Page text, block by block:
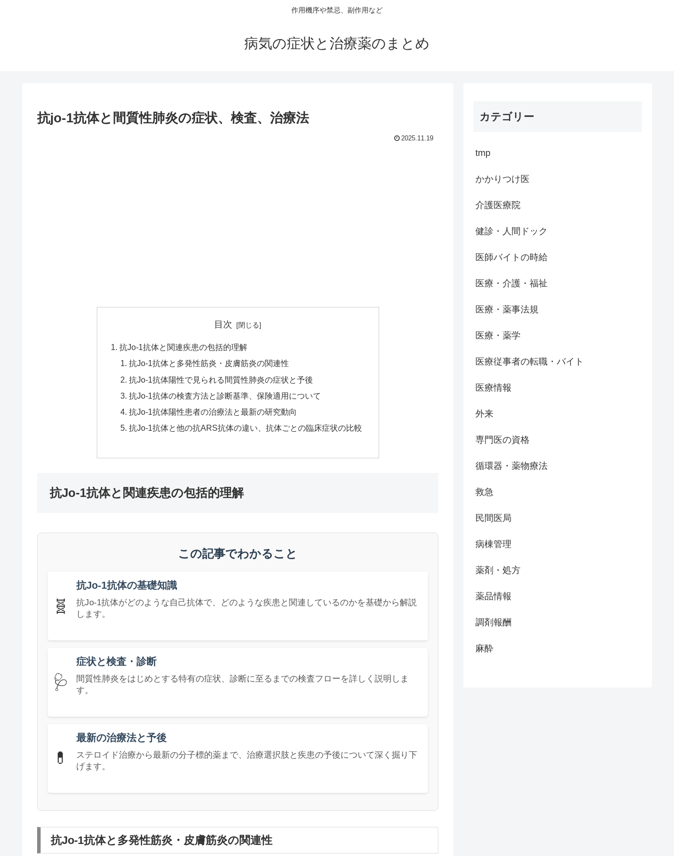
作用機序や禁忌、副作用など
病気の症状と治療薬のまとめ
抗jo-1抗体と間質性肺炎の症状、検査、治療法
2025.11.19
目次
抗Jo-1抗体と関連疾患の包括的理解
抗Jo-1抗体と多発性筋炎・皮膚筋炎の関連性
抗Jo-1抗体陽性で見られる間質性肺炎の症状と予後
抗Jo-1抗体の検査方法と診断基準、保険適用について
抗Jo-1抗体陽性患者の治療法と最新の研究動向
抗Jo-1抗体と他の抗ARS抗体の違い、抗体ごとの臨床症状の比較
抗Jo-1抗体と関連疾患の包括的理解
この記事でわかること
🧬
抗Jo-1抗体の基礎知識
抗Jo-1抗体がどのような自己抗体で、どのような疾患と関連しているのかを基礎から解説
します。
🩺
症状と検査・診断
間質性肺炎をはじめとする特有の症状、診断に至るまでの検査フローを詳しく説明しま
す。
💊
最新の治療法と予後
ステロイド治療から最新の分子標的薬まで、治療選択肢と疾患の予後について深く掘り下
げます。
抗Jo-1抗体と多発性筋炎・皮膚筋炎の関連性
カテゴリー
tmp
かかりつけ医
介護医療院
健診・人間ドック
医師バイトの時給
医療・介護・福祉
医療・薬事法規
医療・薬学
医療従事者の転職・バイト
医療情報
外来
専門医の資格
循環器・薬物療法
救急
民間医局
病棟管理
薬剤・処方
薬品情報
調剤報酬
麻酔